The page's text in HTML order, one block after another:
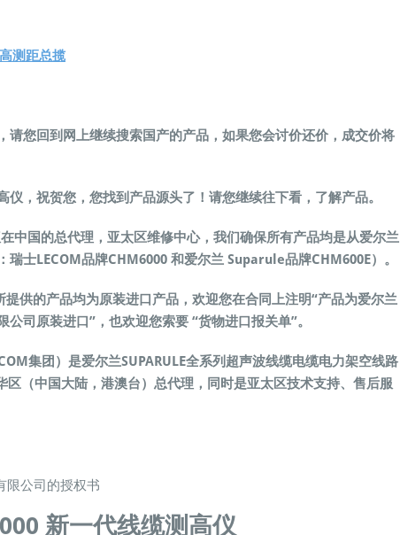
测距总揽
您回到网上继续搜索国产的产品，如果您会讨价还价，成交价将
，祝贺您，您找到产品源头了！请您继续往下看，了解产品。
国的总代理，亚太区维修中心，我们确保所有产品均是从爱尔兰
士LECOM品牌CHM6000 和爱尔兰 Suparule品牌CHM600E）。
供的产品均为原装进口产品，欢迎您在合同上注明“产品为爱尔兰
司原装进口”，也欢迎您索要 “货物进口报关单”。
集团）是爱尔兰SUPARULE全系列超声波线缆电缆电力架空线路
区（中国大陆，港澳台）总代理，同时是亚太区技术支持、售后服
公司的授权书
新一代线缆测高仪